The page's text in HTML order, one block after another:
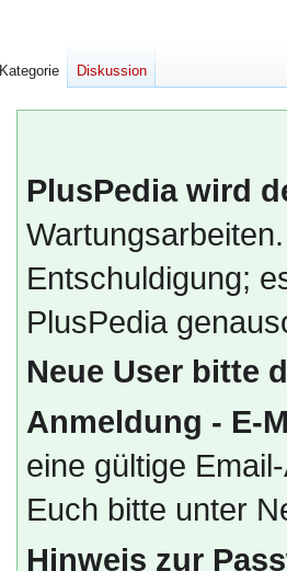
PlusPedia wird
Entschuldigung;
PlusPedia
Neue User bitte
Anmeldung - E-
eine gültige
Euch bitte unter
Hinweis zur
Kategorie Diskussion